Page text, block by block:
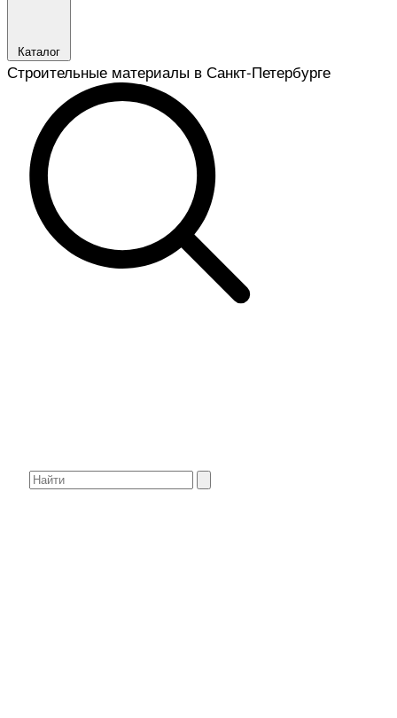
Каталог
Строительные материалы в Санкт-Петербурге